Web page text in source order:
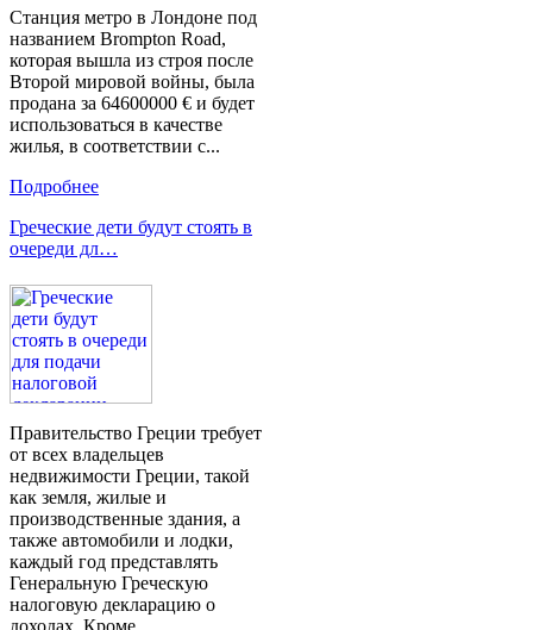
Станция метро в Лондоне под
названием Brompton Road,
которая вышла из строя после
Второй мировой войны, была
продана за 64600000 € и будет
использоваться в качестве
жилья, в соответствии с...
Подробнее
Греческие дети будут стоять в
очереди дл…
Правительство Греции требует
от всех владельцев
недвижимости Греции, такой
как земля, жилые и
производственные здания, а
также автомобили и лодки,
каждый год представлять
Генеральную Греческую
налоговую декларацию о